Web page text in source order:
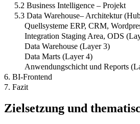
5.2 Business Intelligence – Projekt
5.3 Data Warehouse– Architektur
Quellsysteme ERP, CRM,
Integration Staging Area, ODS
Data Warehouse (Layer 3)
Data Marts (Layer 4)
Anwendungschicht und Reports
6. BI-Frontend
7. Fazit
Zielsetzung und